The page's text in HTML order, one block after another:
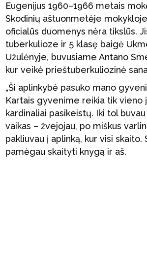
Eugenijus 1960–1966 metais
Skodinių aštuonmetėje
oficialūs duomenys nėra tikslūs.
tuberkulioze ir 5 klasę baigė
Užulėnyje, buvusiame Antano
kur veikė prieštuberkuliozinė
„Ši aplinkybė pasuko mano
Kartais gyvenime reikia tik vieno
kardinaliai pasikeistų. Iki tol
vaikas – žvejojau, po miškus
pakliuvau į aplinką, kur visi skaito.
pamėgau skaityti knygą ir aš.